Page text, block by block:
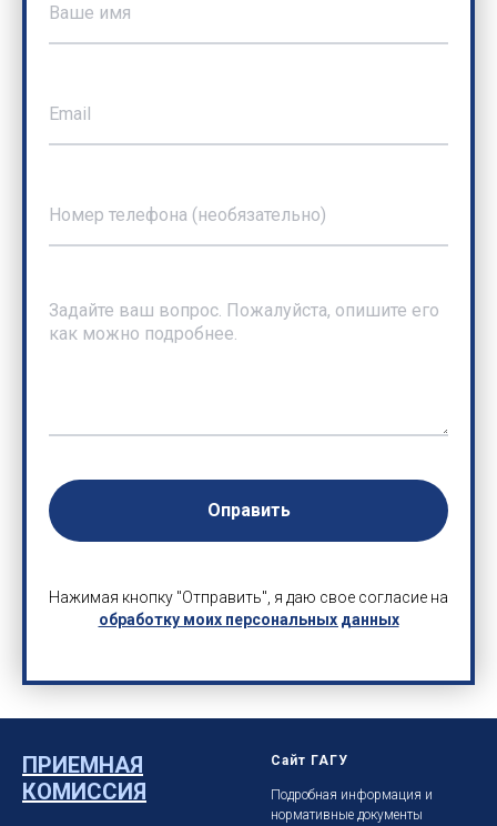
Оправить
Нажимая кнопку "Отправить", я даю свое согласие на
обработку моих персональных данных
ПРИЕМНАЯ
КОМИССИЯ
Сайт ГАГУ
Подробная информация и
нормативные документы